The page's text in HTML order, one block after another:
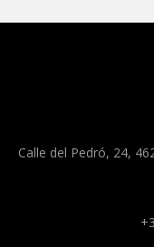
Calle del Pedró, 24,